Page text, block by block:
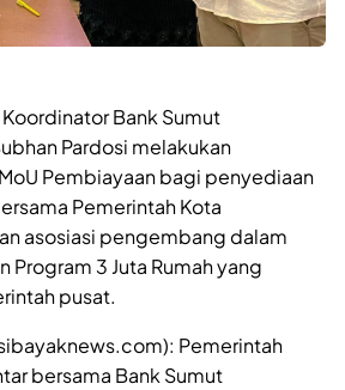
Bank Sumut
Pardosi melakukan
Pembiayaan bagi penyediaan
Pemerintah Kota
asosiasi pengembang dalam
Program 3 Juta Rumah yang
pusat.
Pemerintah
bersama Bank Sumut